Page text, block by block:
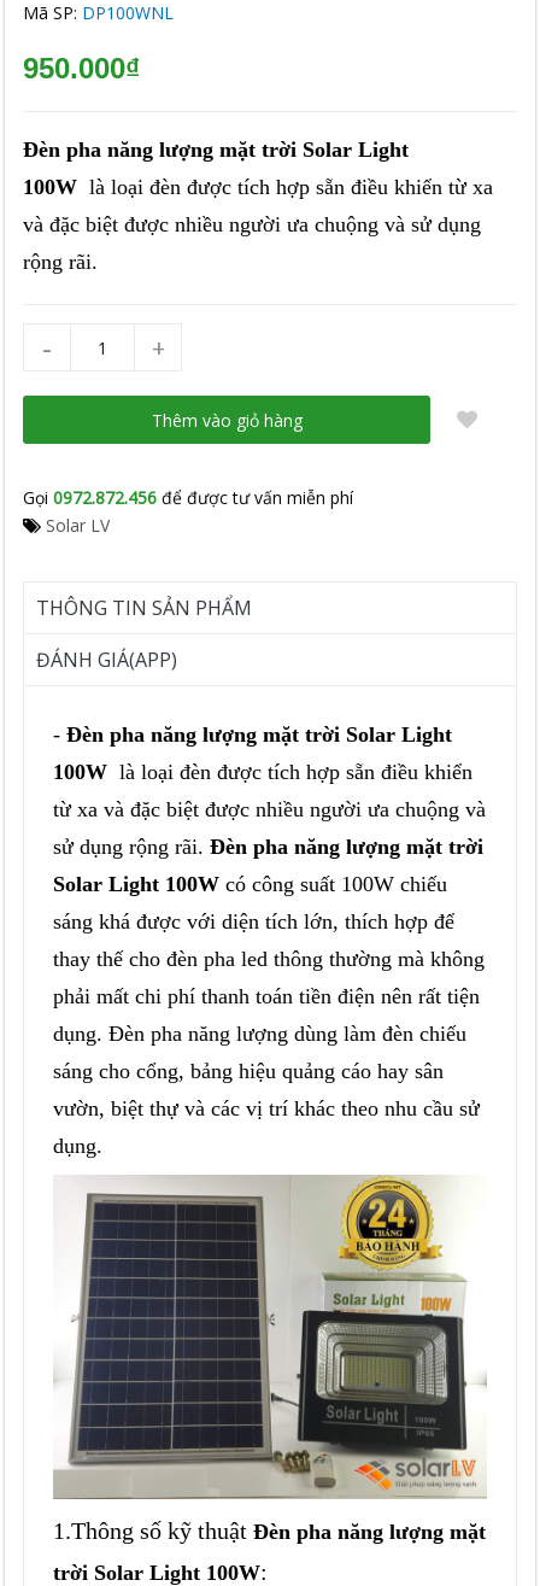
Mã SP: DP100WNL
950.000₫
Đèn pha năng lượng mặt trời Solar Light
100W là loại đèn được tích hợp sẵn điều khiển từ xa
và đặc biệt được nhiều người ưa chuộng và sử dụng
rộng rãi.
- +
Thêm vào giỏ hàng
Gọi0972.872.456 để được tư vấn miễn phí
Solar LV
THÔNG TIN SẢN PHẨM
ĐÁNH GIÁ(APP)
-Đèn pha năng lượng mặt trời Solar Light
100W là loại đèn được tích hợp sẵn điều khiển
từ xa và đặc biệt được nhiều người ưa chuộng và
sử dụng rộng rãi.Đèn pha năng lượng mặt trời
Solar Light 100W có công suất 100W chiếu
sáng khá được với diện tích lớn, thích hợp để
thay thế cho đèn pha led thông thường mà không
phải mất chi phí thanh toán tiền điện nên rất tiện
dụng. Đèn pha năng lượng dùng làm đèn chiếu
sáng cho cổng, bảng hiệu quảng cáo hay sân
vườn, biệt thự và các vị trí khác theo nhu cầu sử
dụng.
1.Thông số kỹ thuậtĐèn pha năng lượng mặt
trời Solar Light 100W: